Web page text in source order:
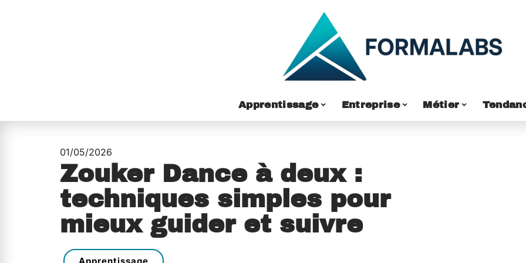
Apprentissage Entreprise Métier
01/05/2026
Zouker Dance à deux :
techniques simples pour
mieux guider et suivre